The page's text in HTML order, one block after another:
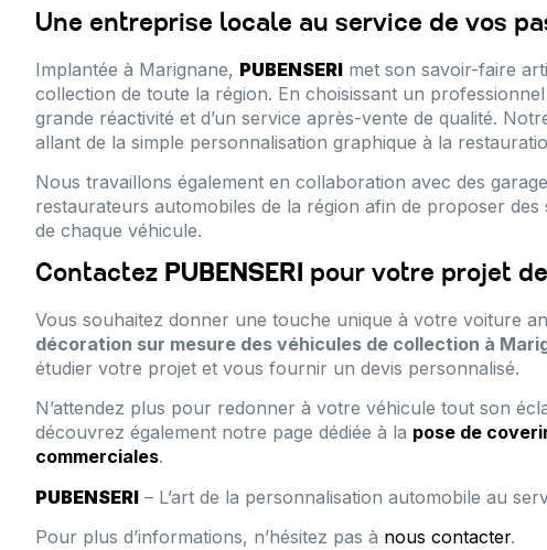
Une entreprise locale au service de vos
Implantée à Marignane, PUBENSERI met son savoir-faire
collection de toute la région. En choisissant un
grande réactivité et d’un service après-vente de qualité.
allant de la simple personnalisation graphique à la
Nous travaillons également en collaboration avec des
restaurateurs automobiles de la région afin de proposer
de chaque véhicule.
Contactez PUBENSERI pour votre projet
Vous souhaitez donner une touche unique à votre voiture
décoration sur mesure des véhicules de collection à
étudier votre projet et vous fournir un devis personnalisé.
N’attendez plus pour redonner à votre véhicule tout son
découvrez également notre page dédiée à la pose de
commerciales.
PUBENSERI – L’art de la personnalisation automobile au
Pour plus d’informations, n’hésitez pas à nous contacter.